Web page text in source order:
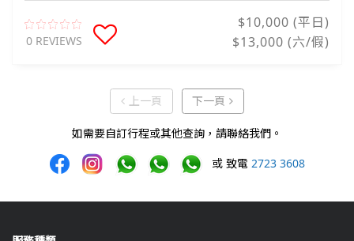
0 REVIEWS
$10,000 (平日)
$13,000 (六/假)
上一頁上一頁下一頁 下一頁
如需要自訂行程或其他查詢，請聯絡我們。
或 致電 2723 3608